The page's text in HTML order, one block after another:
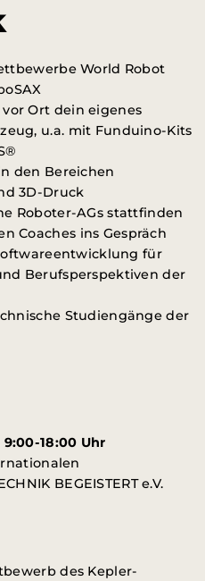
World Robot
Ort dein eigenes
u.a. mit Funduino-Kits
den Bereichen
3D-Druck
Roboter-AGs stattfinden
Coaches ins Gespräch
für
Berufsperspektiven der
Studiengänge der
18:00 Uhr
BEGEISTERT e.V.
des Kepler-